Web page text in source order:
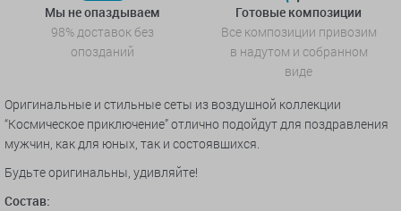
Мы не опаздываем
98% доставок без
опозданий
Готовые композиции
Все композиции привозим
в надутом и собранном
виде
Оригинальные и стильные сеты из воздушной коллекции
“Космическое приключение” отлично подойдут для поздравления
мужчин, как для юных, так и состоявшихся.
Будьте оригинальны, удивляйте!
Состав: